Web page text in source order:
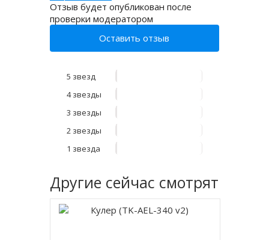
Отзыв будет опубликован после
проверки модератором
Оставить отзыв
5 звезд
4 звезды
3 звезды
2 звезды
1 звезда
Другие сейчас смотрят